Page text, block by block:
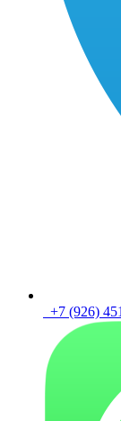
+7 (926)